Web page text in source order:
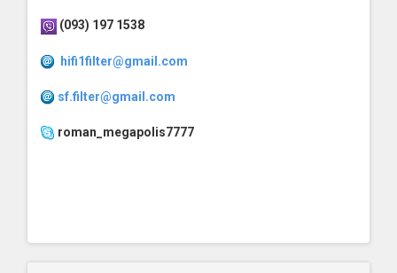
(093) 197 1538
hifi1filter@gmail.com
sf.filter@gmail.com
roman_megapolis7777